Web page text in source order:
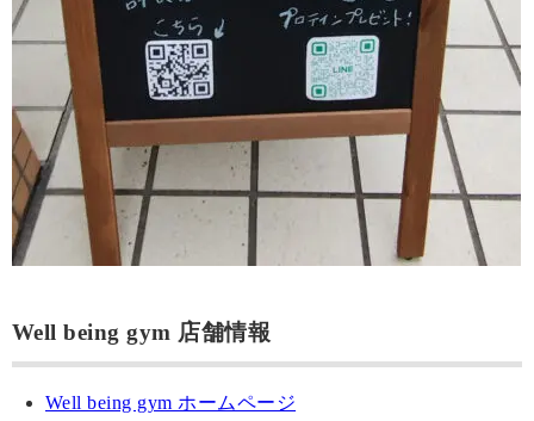
Well being gym 店舗情報
Well being gym ホームページ